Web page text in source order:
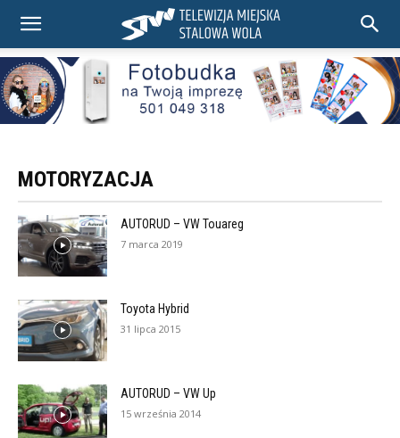
MOTORYZACJA
AUTORUD – VW Touareg
7 marca 2019
Toyota Hybrid
31 lipca 2015
AUTORUD – VW Up
15 września 2014